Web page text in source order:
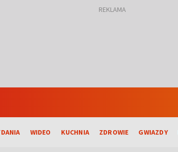
WIDEO KUCHNIA ZDROWIE GWIAZDY